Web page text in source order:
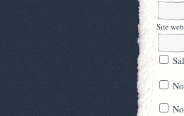
Site web